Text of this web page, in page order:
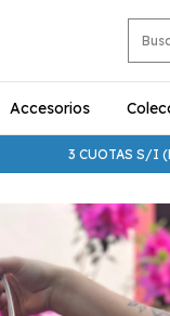
Accesorios
CUOTAS S/I (MÍN.